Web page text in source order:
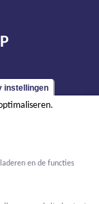
instellingen
en de functies